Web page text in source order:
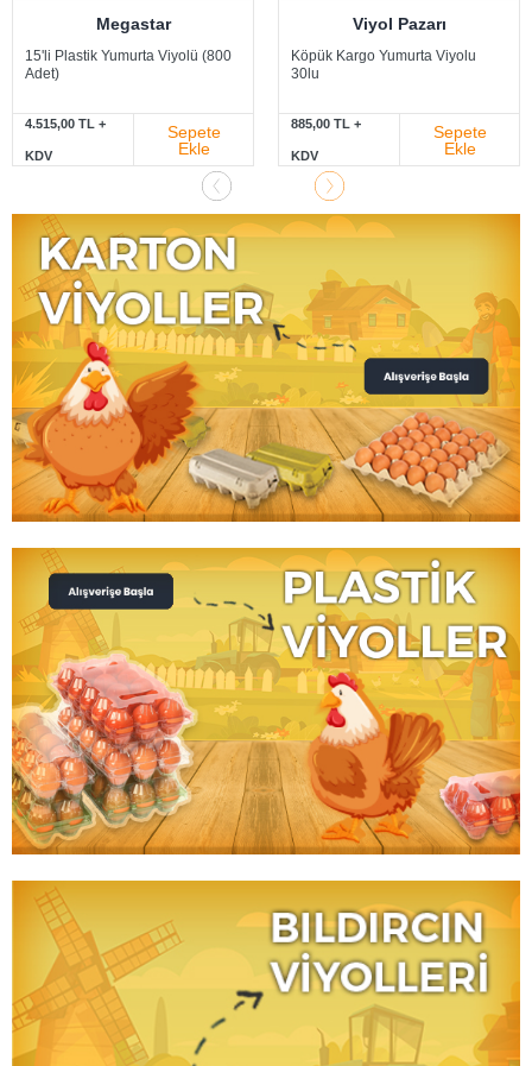
Megastar
15'li Plastik Yumurta Viyolü (800
Adet)
4.515,00 TL +
KDV
Sepete
Ekle
Viyol Pazarı
Köpük Kargo Yumurta Viyolu
30lu
885,00 TL +
KDV
Sepete
Ekle